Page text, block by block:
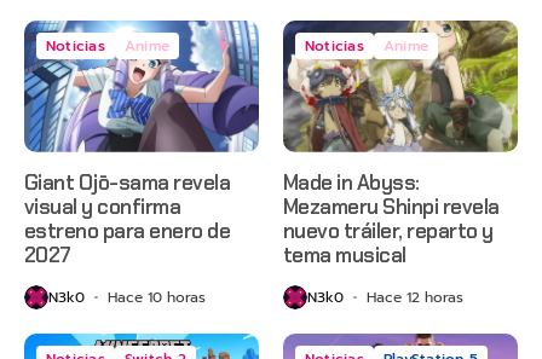
Noticias Anime
Giant Ojō-sama revela
visual y confirma
estreno para enero de
2027
N3k0 Hace 10 horas
Noticias Anime
Made in Abyss:
Mezameru Shinpi revela
nuevo tráiler, reparto y
tema musical
N3k0 Hace 12 horas